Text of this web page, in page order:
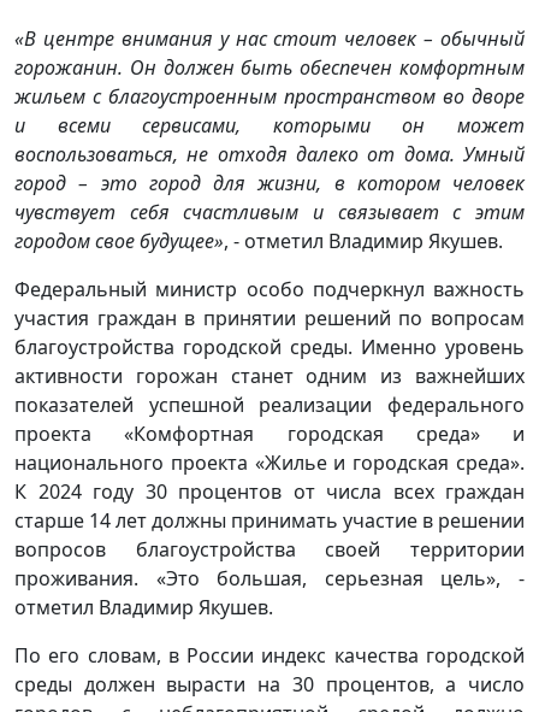
«В центре внимания у нас стоит человек – обычный
горожанин. Он должен быть обеспечен комфортным
жильем с благоустроенным пространством во дворе
и всеми сервисами, которыми он может
воспользоваться, не отходя далеко от дома. Умный
город – это город для жизни, в котором человек
чувствует себя счастливым и связывает с этим
городом свое будущее», - отметил Владимир Якушев.
Федеральный министр особо подчеркнул важность
участия граждан в принятии решений по вопросам
благоустройства городской среды. Именно уровень
активности горожан станет одним из важнейших
показателей успешной реализации федерального
проекта «Комфортная городская среда» и
национального проекта «Жилье и городская среда».
К 2024 году 30 процентов от числа всех граждан
старше 14 лет должны принимать участие в решении
вопросов благоустройства своей территории
проживания. «Это большая, серьезная цель», -
отметил Владимир Якушев.
По его словам, в России индекс качества городской
среды должен вырасти на 30 процентов, а число